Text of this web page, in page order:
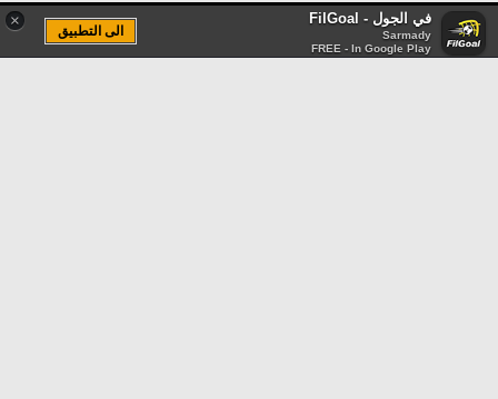
× في الجول - FilGoal
Sarmady
FREE - In Google Play
الى التطبيق